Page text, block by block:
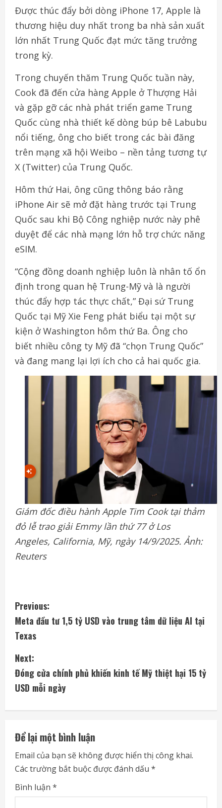
Được thúc đẩy bởi dòng iPhone 17, Apple là
thương hiệu duy nhất trong ba nhà sản xuất
lớn nhất Trung Quốc đạt mức tăng trưởng
trong kỳ.
Trong chuyến thăm Trung Quốc tuần này,
Cook đã đến cửa hàng Apple ở Thượng Hải
và gặp gỡ các nhà phát triển game Trung
Quốc cùng nhà thiết kế dòng búp bê Labubu
nổi tiếng, ông cho biết trong các bài đăng
trên mạng xã hội Weibo – nền tảng tương tự
X (Twitter) của Trung Quốc.
Hôm thứ Hai, ông cũng thông báo rằng
iPhone Air sẽ mở đặt hàng trước tại Trung
Quốc sau khi Bộ Công nghiệp nước này phê
duyệt để các nhà mạng lớn hỗ trợ chức năng
eSIM.
“Cộng đồng doanh nghiệp luôn là nhân tố ổn
định trong quan hệ Trung-Mỹ và là người
thúc đẩy hợp tác thực chất,” Đại sứ Trung
Quốc tại Mỹ Xie Feng phát biểu tại một sự
kiện ở Washington hôm thứ Ba. Ông cho
biết nhiều công ty Mỹ đã “chọn Trung Quốc”
và đang mang lại lợi ích cho cả hai quốc gia.
Giám đốc điều hành Apple Tim Cook tại thảm
đỏ lễ trao giải Emmy lần thứ 77 ở Los
Angeles, California, Mỹ, ngày 14/9/2025. Ảnh:
Reuters
C
o
n
t
i
n
u
e
R
e
Previous:
Meta đầu tư 1,5 tỷ USD vào trung tâm dữ liệu AI tại
Texas
Next:
Đóng cửa chính phủ khiến kinh tế Mỹ thiệt hại 15 tỷ
USD mỗi ngày
Để lại một bình luận
Email của bạn sẽ không được hiển thị công khai.
Các trường bắt buộc được đánh dấu *
Bình luận *